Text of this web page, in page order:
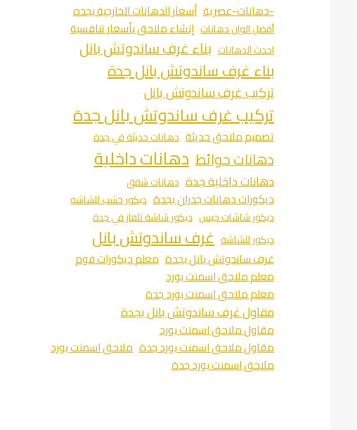
-دهانات-عصرية أسعار الدهانات الخارجية بجده
أفضل الوان دهانات إنشاء ملاحق بأسعار تنافسية
احدث الدهانات بناء غرف ساندوتش بانل
بناء غرف ساندوتش بانل جدة
تركيب غرف ساندوتش بانل
تركيب غرف ساندوتش بانل جدة
تصميم ملاحق حديثة دهانات حديثة في جدة
دهانات حوائط دهانات داخلية
دهانات داخلية جدة دهانات شقق
ديكورات دهانات جدران بجدة ديكور خشب للشاشه
ديكور شاشات جبس ديكور شاشة تلفاز في جدة
ديكور للشاشة غرف ساندوتش بانل
غرف ساندوتش بانل بجدة معلم ديكورات فوم
معلم ملاحق اسمنت بورد
معلم ملاحق اسمنت بورد جدة
مقاول غرف ساندوتش بانل بجدة
مقاول ملاحق اسمنت بورد
مقاول ملاحق اسمنت بورد جدة ملاحق اسمنت بورد
ملاحق اسمنت بورد جدة